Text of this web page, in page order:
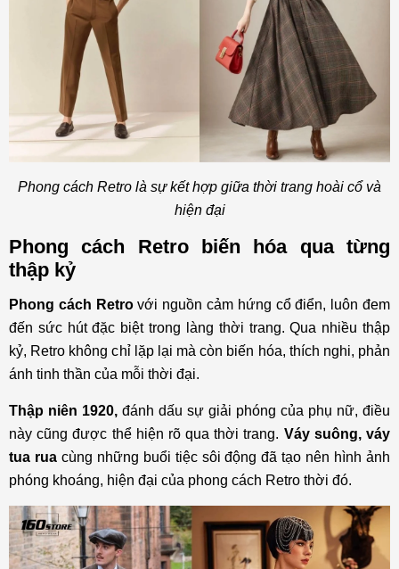
Phong cách Retro là sự kết hợp giữa thời trang hoài cổ và
hiện đại
Phong cách Retro biến hóa qua từng
thập kỷ
Phong cách Retrovới nguồn cảm hứng cổ điển, luôn đem
đến sức hút đặc biệt trong làng thời trang. Qua nhiều thập
kỷ, Retro không chỉ lặp lại mà còn biến hóa, thích nghi, phản
ánh tinh thần của mỗi thời đại.
Thập niên 1920, đánh dấu sự giải phóng của phụ nữ, điều
này cũng được thể hiện rõ qua thời trang. Váy suông, váy
tua rua cùng những buổi tiệc sôi động đã tạo nên hình ảnh
phóng khoáng, hiện đại của phong cách Retro thời đó.